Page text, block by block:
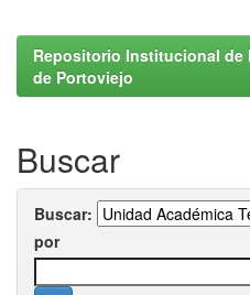
Repositorio Institucional de
de Portoviejo
Buscar
Buscar:
por